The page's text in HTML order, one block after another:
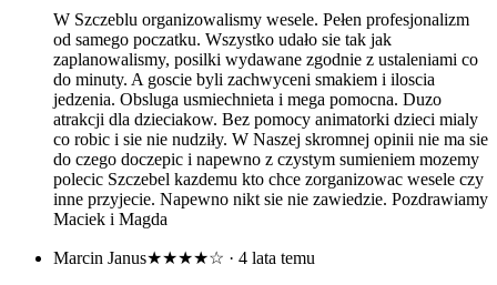
W Szczeblu organizowalismy wesele. Pełen profesjonalizm
od samego poczatku. Wszystko udało sie tak jak
zaplanowalismy, posilki wydawane zgodnie z ustaleniami co
do minuty. A goscie byli zachwyceni smakiem i iloscia
jedzenia. Obsluga usmiechnieta i mega pomocna. Duzo
atrakcji dla dzieciakow. Bez pomocy animatorki dzieci mialy
co robic i sie nie nudziły. W Naszej skromnej opinii nie ma sie
do czego doczepic i napewno z czystym sumieniem mozemy
polecic Szczebel kazdemu kto chce zorganizowac wesele czy
inne przyjecie. Napewno nikt sie nie zawiedzie. Pozdrawiamy
Maciek i Magda
Marcin Janus★★★★☆ · 4 lata temu